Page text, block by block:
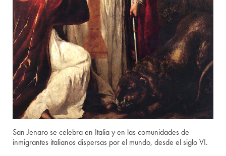
San Jenaro se celebra en Italia y en las comunidades de
inmigrantes italianos dispersas por el mundo, desde el siglo VI.